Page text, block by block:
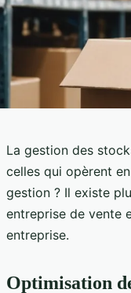
La gestion des
celles qui opèrent
gestion ? Il existe
entreprise de vente
entreprise.
Optimisation